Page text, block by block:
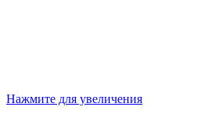
Нажмите для увеличения